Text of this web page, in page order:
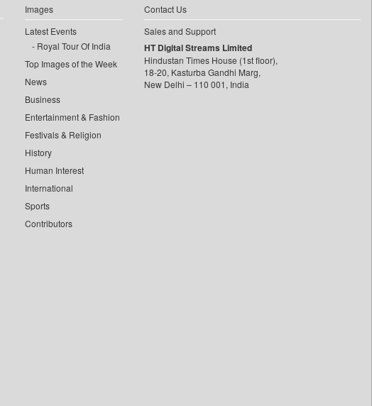
Images
Latest Events
Royal Tour Of India
Top Images of the Week
News
Business
Entertainment & Fashion
Festivals & Religion
History
Human Interest
International
Sports
Contributors
Contact Us
Sales and Support
HT Digital Streams Limited
Hindustan Times House (1st floor),
18-20, Kasturba Gandhi Marg,
New Delhi – 110 001, India